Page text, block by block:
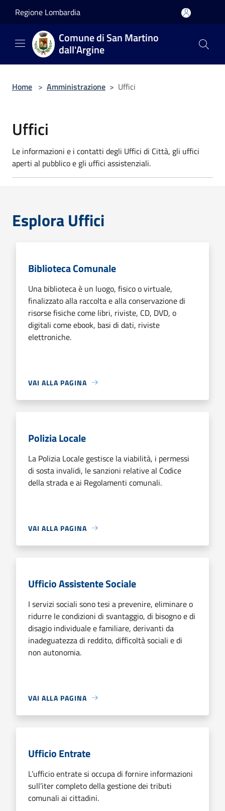
Regione Lombardia
Comune di San Martino
dall'Argine
Home > Amministrazione > Uffici
Uffici
Le informazioni e i contatti degli Uffici di Città, gli uffici
aperti al pubblico e gli uffici assistenziali.
Esplora Uffici
Biblioteca Comunale
Una biblioteca è un luogo, fisico o virtuale,
finalizzato alla raccolta e alla conservazione di
risorse fisiche come libri, riviste, CD, DVD, o
digitali come ebook, basi di dati, riviste
elettroniche.
VAI ALLA PAGINA
Polizia Locale
La Polizia Locale gestisce la viabilità, i permessi
di sosta invalidi, le sanzioni relative al Codice
della strada e ai Regolamenti comunali.
VAI ALLA PAGINA
Ufficio Assistente Sociale
I servizi sociali sono tesi a prevenire, eliminare o
ridurre le condizioni di svantaggio, di bisogno e di
disagio individuale e familiare, derivanti da
inadeguatezza di reddito, difficoltà sociali e di
non autonomia.
VAI ALLA PAGINA
Ufficio Entrate
L’ufficio entrate si occupa di fornire informazioni
sull’iter completo della gestione dei tributi
comunali ai cittadini.